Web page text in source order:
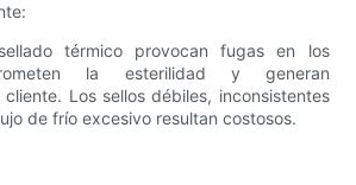
térmico provocan fugas en los
la esterilidad y generan
Los sellos débiles, inconsistentes
de frío excesivo resultan costosos.